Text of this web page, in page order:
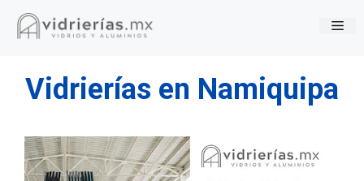
Saltar
Vidrierías en Namiquipa